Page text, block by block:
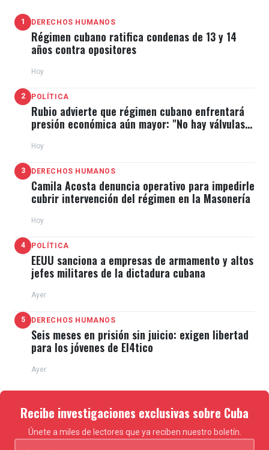
1 DERECHOS HUMANOS
Régimen cubano ratifica condenas de 13 y 14
años contra opositores
Hoy
2 POLÍTICA
Rubio advierte que régimen cubano enfrentará
presión económica aún mayor: "No hay válvulas
Hoy
3 DERECHOS HUMANOS
Camila Acosta denuncia operativo para impedirle
cubrir intervención del régimen en la Masonería
Hoy
4 POLÍTICA
EEUU sanciona a empresas de armamento y altos
jefes militares de la dictadura cubana
Ayer
5 DERECHOS HUMANOS
Seis meses en prisión sin juicio: exigen libertad
para los jóvenes de El4tico
Ayer
Recibe investigaciones exclusivas sobre Cuba
Únete a miles de lectores que ya reciben nuestro boletín.